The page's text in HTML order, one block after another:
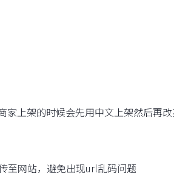
上架的时候会先用中文上架然后再
至网站，避免出现url乱码问题